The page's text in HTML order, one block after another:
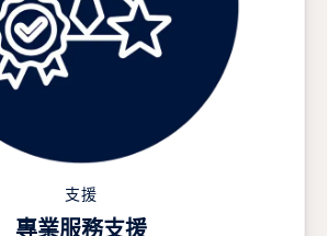
支援
專業服務支援